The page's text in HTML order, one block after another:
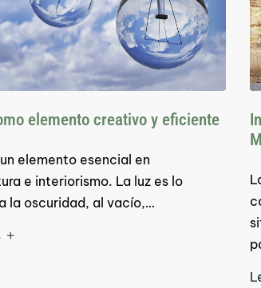
elemento creativo y eficiente
elemento esencial en
e interiorismo. La luz es lo
la oscuridad, al vacío,…